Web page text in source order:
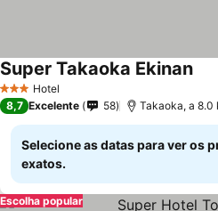
3 EstrelasHotel
Super Takaoka EkinanVer
8,7 Excelente 58 Takaoka, a 8.0
Selecione as datas para ver os
exatos.
Escolha popular